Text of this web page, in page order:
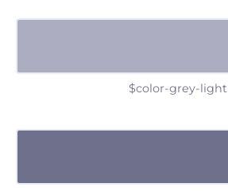
$color-grey-light